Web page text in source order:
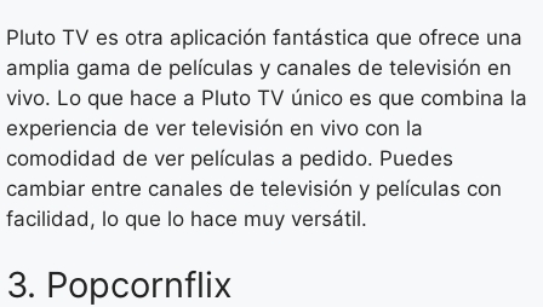
Pluto TV es otra aplicación fantástica que ofrece una
amplia gama de películas y canales de televisión en
vivo. Lo que hace a Pluto TV único es que combina la
experiencia de ver televisión en vivo con la
comodidad de ver películas a pedido. Puedes
cambiar entre canales de televisión y películas con
facilidad, lo que lo hace muy versátil.
3. Popcornflix